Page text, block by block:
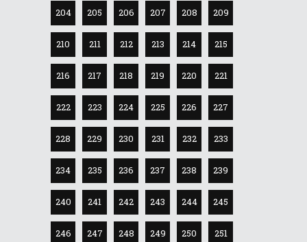
204 205 206 207 208 209
210 211 212 213 214 215
216 217 218 219 220 221
222 223 224 225 226 227
228 229 230 231 232 233
234 235 236 237 238 239
240 241 242 243 244 245
246 247 248 249 250 251